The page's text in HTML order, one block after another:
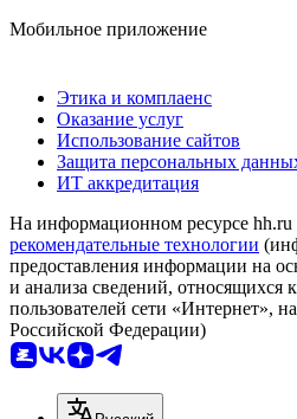
Мобильное приложение
Этика и комплаенс
Оказание услуг
Использование сайтов
Защита персональных
ИТ аккредитация
На информационном ресурсе hh.ru
рекомендательные технологии
предоставления информации на
и анализа сведений, относящихся
пользователей сети «Интернет»,
Российской Федерации)